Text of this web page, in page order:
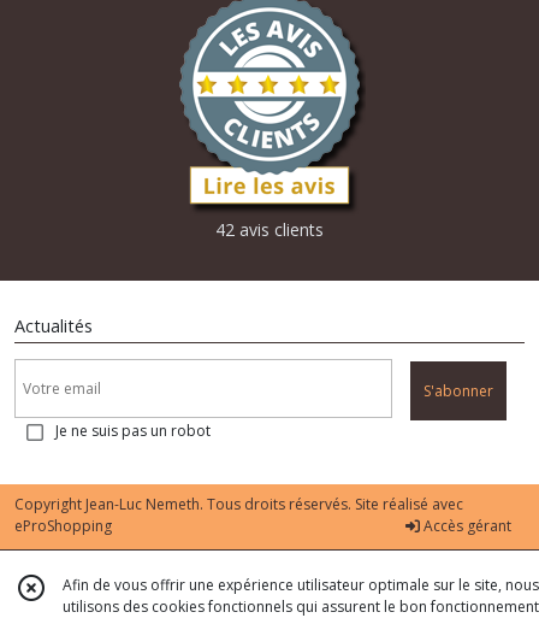
42 avis clients
Actualités
S'abonner
Je ne suis pas un robot
Copyright Jean-Luc Nemeth. Tous droits réservés. Site réalisé avec
eProShopping
Accès gérant
Afin de vous offrir une expérience utilisateur optimale sur le site, nous
utilisons des cookies fonctionnels qui assurent le bon fonctionnement